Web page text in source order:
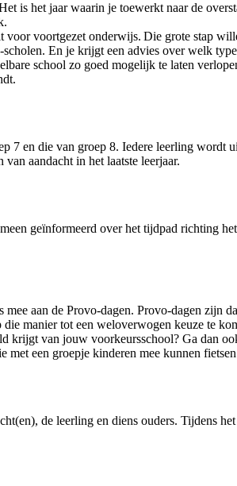
is het jaar waarin je toewerkt naar de
voortgezet onderwijs. Die grote stap
En je krijgt een advies over welk
school zo goed mogelijk te laten
7 en die van groep 8. Iedere leerling
aandacht in het laatste leerjaar.
geïnformeerd over het tijdpad richting
aan de Provo-dagen. Provo-dagen zijn
manier tot een weloverwogen keuze te
krijgt van jouw voorkeursschool? Ga dan
met een groepje kinderen mee kunnen
de leerling en diens ouders. Tijdens